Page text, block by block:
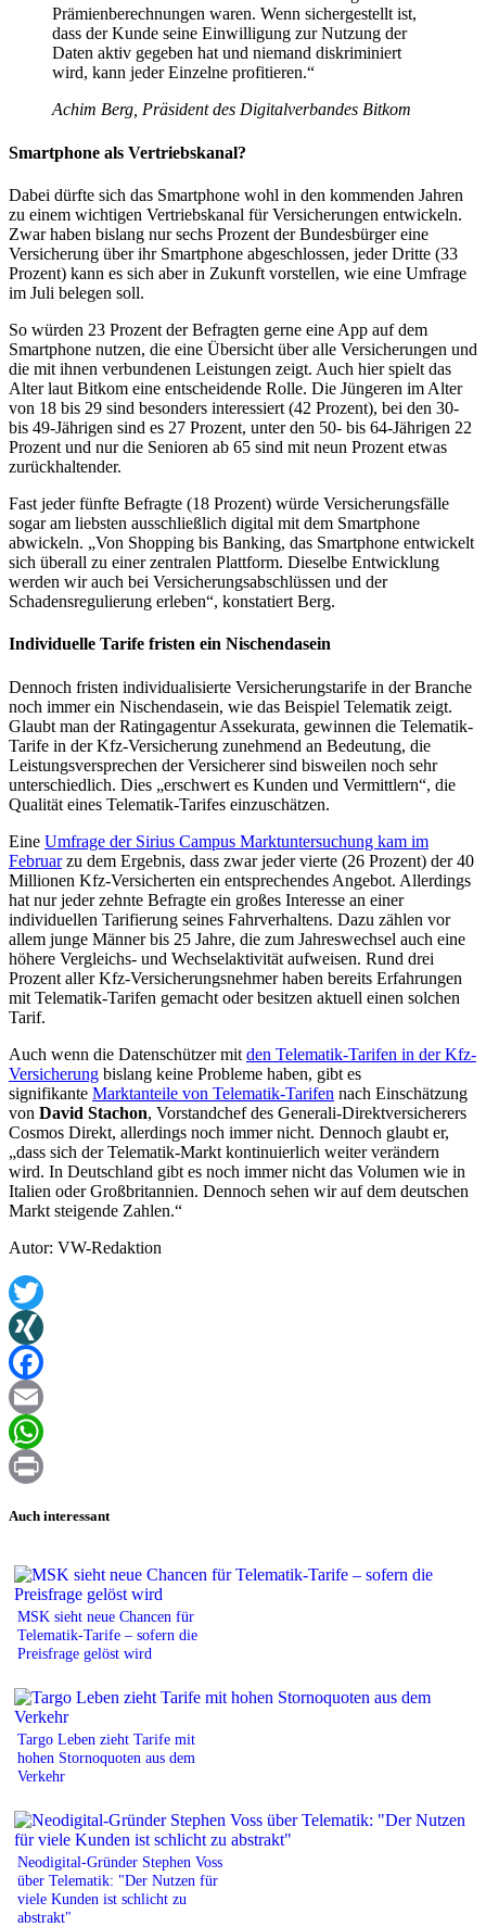
Prämienberechnungen waren. Wenn sichergestellt ist,
dass der Kunde seine Einwilligung zur Nutzung der
Daten aktiv gegeben hat und niemand diskriminiert
wird, kann jeder Einzelne profitieren.“
Achim Berg, Präsident des Digitalverbandes Bitkom
Smartphone als Vertriebskanal?
Dabei dürfte sich das Smartphone wohl in den kommenden Jahren
zu einem wichtigen Vertriebskanal für Versicherungen entwickeln.
Zwar haben bislang nur sechs Prozent der Bundesbürger eine
Versicherung über ihr Smartphone abgeschlossen, jeder Dritte (33
Prozent) kann es sich aber in Zukunft vorstellen, wie eine Umfrage
im Juli belegen soll.
So würden 23 Prozent der Befragten gerne eine App auf dem
Smartphone nutzen, die eine Übersicht über alle Versicherungen und
die mit ihnen verbundenen Leistungen zeigt. Auch hier spielt das
Alter laut Bitkom eine entscheidende Rolle. Die Jüngeren im Alter
von 18 bis 29 sind besonders interessiert (42 Prozent), bei den 30-
bis 49-Jährigen sind es 27 Prozent, unter den 50- bis 64-Jährigen 22
Prozent und nur die Senioren ab 65 sind mit neun Prozent etwas
zurückhaltender.
Fast jeder fünfte Befragte (18 Prozent) würde Versicherungsfälle
sogar am liebsten ausschließlich digital mit dem Smartphone
abwickeln. „Von Shopping bis Banking, das Smartphone entwickelt
sich überall zu einer zentralen Plattform. Dieselbe Entwicklung
werden wir auch bei Versicherungsabschlüssen und der
Schadensregulierung erleben“, konstatiert Berg.
Individuelle Tarife fristen ein Nischendasein
Dennoch fristen individualisierte Versicherungstarife in der Branche
noch immer ein Nischendasein, wie das Beispiel Telematik zeigt.
Glaubt man der Ratingagentur Assekurata, gewinnen die Telematik-
Tarife in der Kfz-Versicherung zunehmend an Bedeutung, die
Leistungsversprechen der Versicherer sind bisweilen noch sehr
unterschiedlich. Dies „erschwert es Kunden und Vermittlern“, die
Qualität eines Telematik-Tarifes einzuschätzen.
Eine Umfrage der Sirius Campus Marktuntersuchung kam im
Februarzu dem Ergebnis, dass zwar jeder vierte (26 Prozent) der 40
Millionen Kfz-Versicherten ein entsprechendes Angebot. Allerdings
hat nur jeder zehnte Befragte ein großes Interesse an einer
individuellen Tarifierung seines Fahrverhaltens. Dazu zählen vor
allem junge Männer bis 25 Jahre, die zum Jahreswechsel auch eine
höhere Vergleichs- und Wechselaktivität aufweisen. Rund drei
Prozent aller Kfz-Versicherungsnehmer haben bereits Erfahrungen
mit Telematik-Tarifen gemacht oder besitzen aktuell einen solchen
Tarif.
Auch wenn die Datenschützer mit den Telematik-Tarifen in der Kfz-
Versicherung bislang keine Probleme haben, gibt es
signifikante Marktanteile von Telematik-Tarifen nach Einschätzung
von David Stachon, Vorstandchef des Generali-Direktversicherers
Cosmos Direkt, allerdings noch immer nicht. Dennoch glaubt er,
„dass sich der Telematik-Markt kontinuierlich weiter verändern
wird. In Deutschland gibt es noch immer nicht das Volumen wie in
Italien oder Großbritannien. Dennoch sehen wir auf dem deutschen
Markt steigende Zahlen.“
Autor: VW-Redaktion
Twitter
XING
Facebook
Email
WhatsApp
Auch interessant
MSK sieht neue Chancen für
Telematik-Tarife – sofern die
Preisfrage gelöst wird
Targo Leben zieht Tarife mit
hohen Stornoquoten aus dem
Verkehr
Neodigital-Gründer Stephen Voss
über Telematik: "Der Nutzen für
viele Kunden ist schlicht zu
abstrakt"